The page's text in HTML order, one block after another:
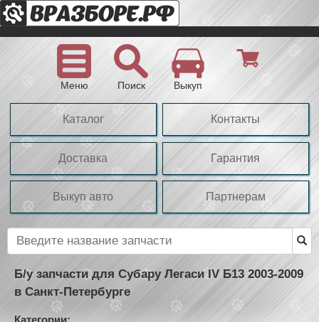
Меню Поиск Выкуп
Каталог Контакты
Доставка Гарантия
Выкуп авто Партнерам
Б/у запчасти для Субару Легаси IV Б13 2003-2009
в Санкт-Петербурге
Категории: